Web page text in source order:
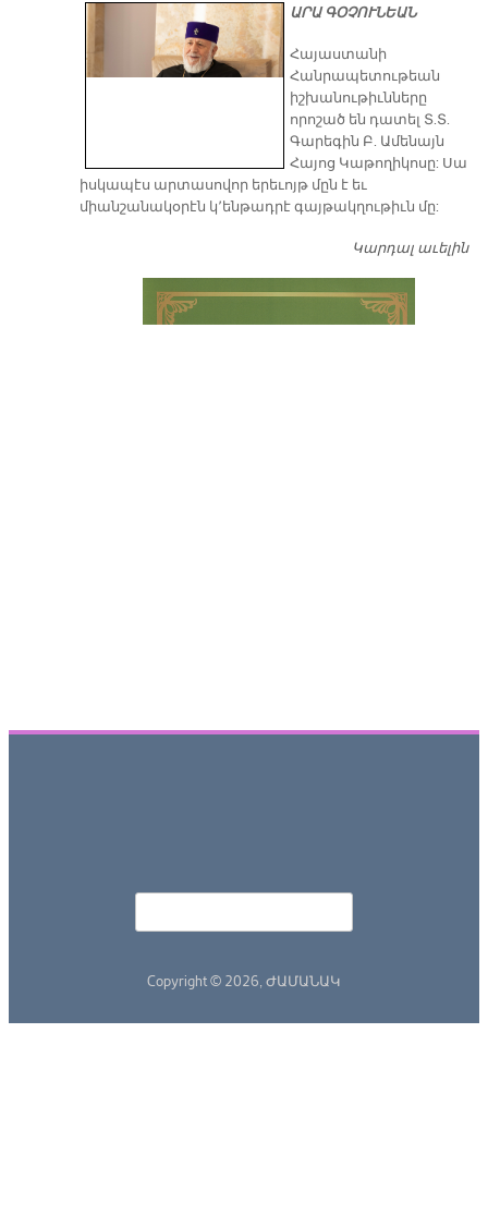
ԱՐԱ ԳՕՉՈՒՆԵԱՆ
​Հայաստանի
Հանրապետութեան
իշխանութիւնները
որոշած են դատել Տ.Տ.
Գարեգին Բ. Ամենայն
Հայոց Կաթողիկոսը: Սա
իսկապէս արտասովոր երեւոյթ մըն է եւ
միանշանակօրէն կ՚ենթադրէ գայթակղութիւն մը:
Կարդալ աւելին
Copyright © 2026, ԺԱՄԱՆԱԿ